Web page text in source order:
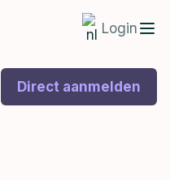
Login
Direct aanmelden